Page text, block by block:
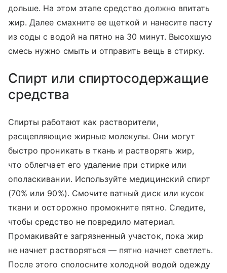
дольше. На этом этапе средство должно впитать
жир. Далее смахните ее щеткой и нанесите пасту
из соды с водой на пятно на 30 минут. Высохшую
смесь нужно смыть и отправить вещь в стирку.
Спирт или спиртосодержащие
средства
Спирты работают как растворители,
расщепляющие жирные молекулы. Они могут
быстро проникать в ткань и растворять жир,
что облегчает его удаление при стирке или
ополаскивании. Используйте медицинский спирт
(70% или 90%). Смочите ватный диск или кусок
ткани и осторожно промокните пятно. Следите,
чтобы средство не повредило материал.
Промакивайте загрязненный участок, пока жир
не начнет растворяться — пятно начнет светлеть.
После этого сполосните холодной водой одежду